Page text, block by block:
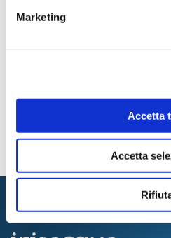
Marketing
Accetta
Accetta